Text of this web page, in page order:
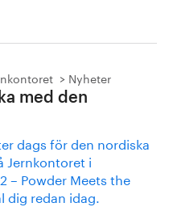
Nyheter
med den
dags för den nordiska
Jernkontoret i
– Powder Meets the
dig redan idag.